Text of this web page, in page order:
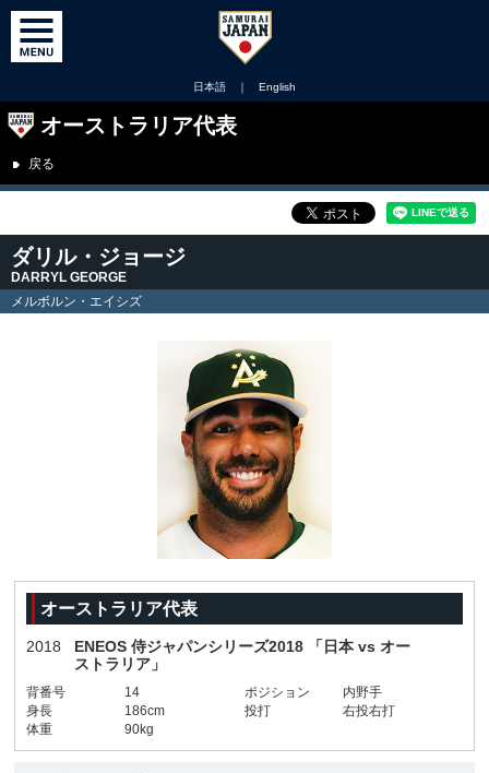
日本語 ｜ English
オーストラリア代表
戻る
ダリル・ジョージ
DARRYL GEORGE
メルボルン・エイシズ
オーストラリア代表
2018
ENEOS 侍ジャパンシリーズ2018 「日本 vs オー
ストラリア」
背番号 14 ポジション
内野手
身長
186cm 投打
右投右打
体重
90kg